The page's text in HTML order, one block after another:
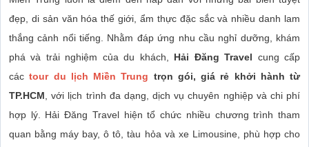
đẹp, di sản văn hóa thế giới, ẩm thực đặc sắc và nhiều danh lam
thắng cảnh nổi tiếng. Nhằm đáp ứng nhu cầu nghỉ dưỡng, khám
phá và trải nghiệm của du khách, Hải Đăng Travel cung cấp
cáctour du lịch Miền Trung trọn gói, giá rẻ khởi hành từ
TP.HCM, với lịch trình đa dạng, dịch vụ chuyên nghiệp và chi phí
hợp lý. Hải Đăng Travel hiện tổ chức nhiều chương trình tham
quan bằng máy bay, ô tô, tàu hỏa và xe Limousine, phù hợp cho